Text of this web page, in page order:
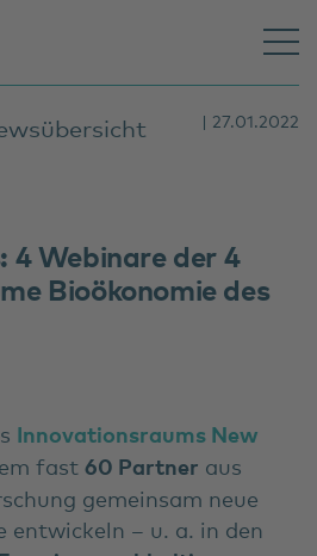
| 27.01.2022
4 Webinare der 4
Bioökonomie des
Innovationsraums New
fast 60 Partner aus
gemeinsam neue
entwickeln – u. a. in den